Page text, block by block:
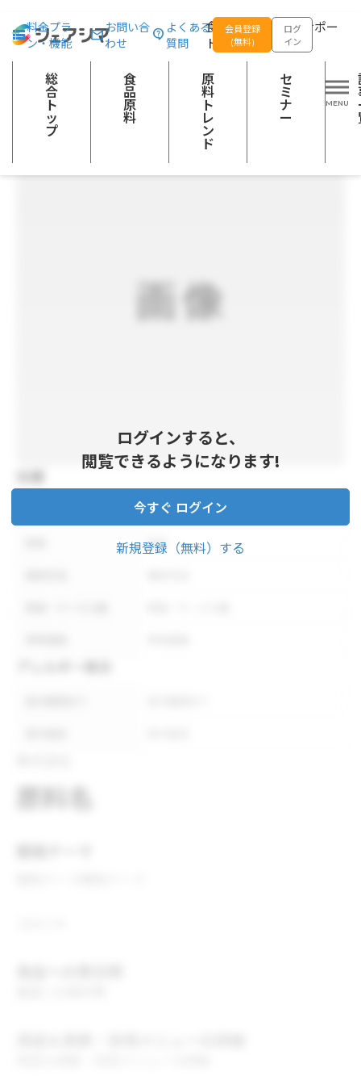
食品の企画開発をサポー
トする
料金プラ
ン・機能
お問い合
わせ
よくある
質問
会員登録
(無料)
ログ
イン
総
合
ト
ッ
プ
食
品
原
料
原
料
ト
レ
ン
ド
セ
ミ
ナ
ー
総合トップ 食品原料 国内産50%減塩カットわかめ
加工海藻類
ログインすると、
閲覧できるようになります!
今すぐ ログイン
新規登録（無料）する
内容量
形状